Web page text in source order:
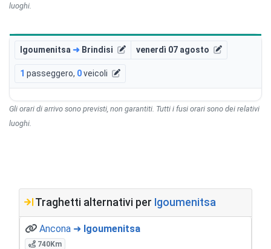
luoghi.
Igoumenitsa ➜ Brindisi venerdì 07 agosto
1 passeggero, 0veicoli
Gli orari di arrivo sono previsti, non garantiti. Tutti i fusi orari sono dei relativi
luoghi.
Traghetti alternativi per Igoumenitsa
Ancona ➜ Igoumenitsa
740Km